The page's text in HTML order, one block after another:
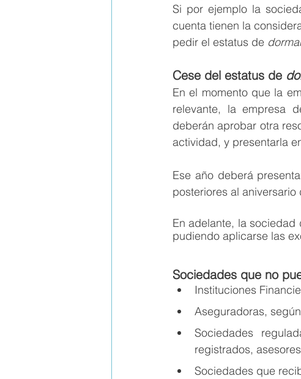
Si por ejemplo la
cuenta tienen la
pedir el estatus de
Cese del estatus de
En el momento que la
relevante, la empresa
deberán aprobar otra
actividad, y presentarla
Ese año deberá
posteriores al
En adelante, la
pudiendo aplicarse las
Sociedades que no
Instituciones
Aseguradoras,
Sociedades
registrados,
Sociedades que